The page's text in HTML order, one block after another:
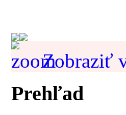
Zobraziť
Prehľad